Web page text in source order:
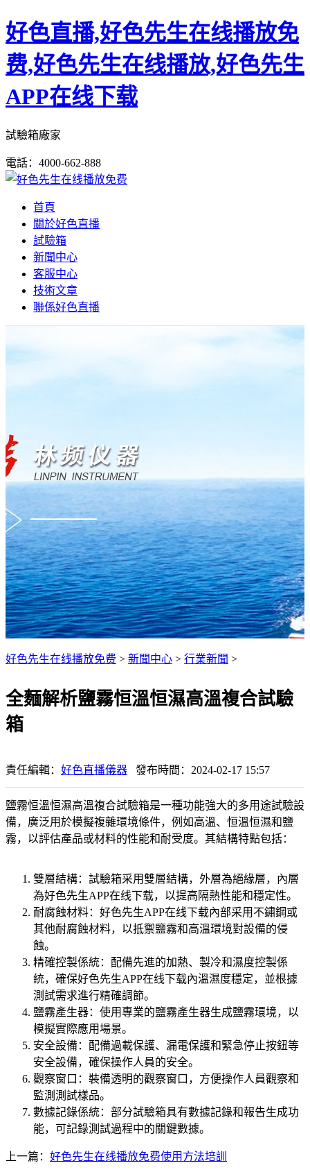
好色直播,好色先生在线播放免
费,好色先生在线播放,好色先生
APP在线下载
試驗箱廠家
電話：4000-662-888
首頁
關於好色直播
試驗箱
新聞中心
客服中心
技術文章
聯係好色直播
好色先生在线播放免费 > 新聞中心 > 行業新聞 >
全麵解析鹽霧恒溫恒濕高溫複合試驗
箱
責任編輯： 好色直播儀器 發布時間：2024-02-17 15:57
鹽霧恒溫恒濕高溫複合試驗箱是一種功能強大的多用途試驗設
備，廣泛用於模擬複雜環境條件，例如高溫、恒溫恒濕和鹽
霧，以評估產品或材料的性能和耐受度。其結構特點包括：
雙層結構：試驗箱采用雙層結構，外層為絕緣層，內層
為好色先生APP在线下载，以提高隔熱性能和穩定性。
耐腐蝕材料：好色先生APP在线下载內部采用不鏽鋼或
其他耐腐蝕材料，以抵禦鹽霧和高溫環境對設備的侵
蝕。
精確控製係統：配備先進的加熱、製冷和濕度控製係
統，確保好色先生APP在线下载內溫濕度穩定，並根據
測試需求進行精確調節。
鹽霧產生器：使用專業的鹽霧產生器生成鹽霧環境，以
模擬實際應用場景。
安全設備：配備過載保護、漏電保護和緊急停止按鈕等
安全設備，確保操作人員的安全。
觀察窗口：裝備透明的觀察窗口，方便操作人員觀察和
監測測試樣品。
數據記錄係統：部分試驗箱具有數據記錄和報告生成功
能，可記錄測試過程中的關鍵數據。
上一篇： 好色先生在线播放免费使用方法培訓